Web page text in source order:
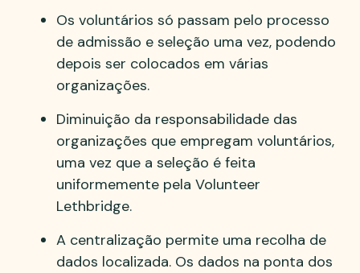
Os voluntários só passam pelo processo
de admissão e seleção uma vez, podendo
depois ser colocados em várias
organizações.
Diminuição da responsabilidade das
organizações que empregam voluntários,
uma vez que a seleção é feita
uniformemente pela Volunteer
Lethbridge.
A centralização permite uma recolha de
dados localizada. Os dados na ponta dos